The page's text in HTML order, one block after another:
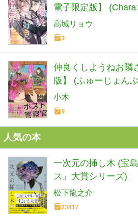
電子限定版】
高城リョウ
3
仲良くしようねお隣
版】 (ふゅーじょん
小木
9
人気の本
一次元の挿し木 (宝
ス』大賞シリーズ)
松下龍之介
23417